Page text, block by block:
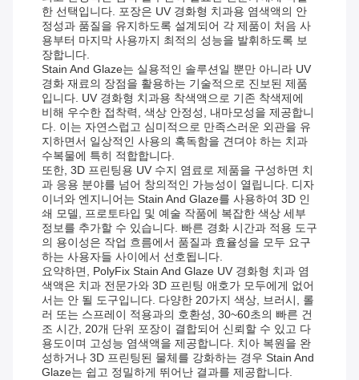
한 선택입니다. 포장은 UV 경화형 치과용 염색액의 안
정성과 품질을 유지하도록 설계되어 각 제품이 처음 사
용부터 마지막 ​​사용까지 최적의 성능을 발휘하도록 보
장합니다.
Stain And Glaze는 실용적인 솔루션일 뿐만 아니라 UV
경화 재료의 장점을 활용하는 기술적으로 진보된 제품
입니다. UV 경화형 치과용 착색액으로 기존 착색제에
비해 우수한 접착력, 색상 안정성, 내마모성을 제공합니
다. 이는 자연스럽고 심미적으로 만족스러운 외관을 유
지하면서 일상적인 사용의 혹독함을 견뎌야 하는 치과
수복물에 특히 적합합니다.
또한, 3D 프린팅용 UV 수지 염료로 제품을 구성하면 치
과 응용 분야를 넘어 창의적인 가능성이 열립니다. 디자
이너와 엔지니어는 Stain And Glaze를 사용하여 3D 인
쇄 모델, 프로토타입 및 예술 작품에 복잡한 색상 세부
정보를 추가할 수 있습니다. 빠른 경화 시간과 적용 도구
의 용이성은 작업 흐름에서 품질과 효율성을 모두 요구
하는 사용자들 사이에서 선호됩니다.
요약하면, PolyFix Stain And Glaze UV ​​경화형 치과 염
색액은 치과 전문가와 3D 프린팅 애호가 모두에게 없어
서는 안 될 도구입니다. 다양한 20가지 색상, 브러시, 롤
러 또는 스프레이 적용과의 호환성, 30~60초의 빠른 건
조 시간, 20개 단위 포장이 결합되어 신뢰할 수 있고 다
용도이며 고성능 염색액을 제공합니다. 치아 복원을 완
성하거나 3D 프린팅된 물체를 강화하는 경우 Stain And
Glaze는 쉽고 정밀하게 뛰어난 결과를 제공합니다.